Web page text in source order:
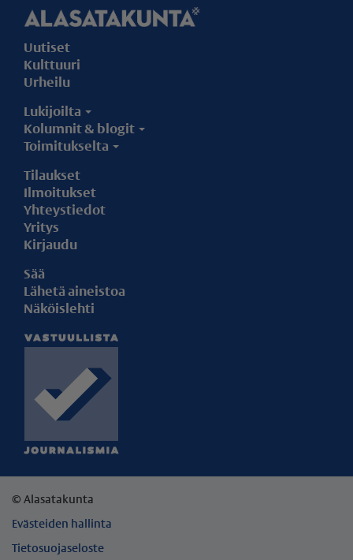
Uutiset
Kulttuuri
Urheilu
Lukijoilta
Kolumnit & blogit
Toimitukselta
Tilaukset
Ilmoitukset
Yhteystiedot
Yritys
Kirjaudu
Sää
Lähetä aineistoa
Näköislehti
© Alasatakunta
Evästeiden hallinta
Tietosuojaseloste